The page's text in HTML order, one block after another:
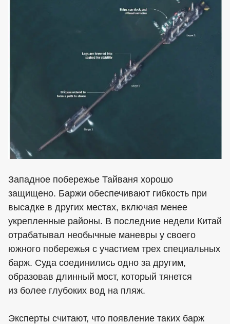
Западное побережье Тайваня хорошо
защищено. Баржи обеспечивают гибкость при
высадке в других местах, включая менее
укрепленные районы. В последние недели Китай
отрабатывал необычные маневры у своего
южного побережья с участием трех специальных
барж. Суда соединились одно за другим,
образовав длинный мост, который тянется
из более глубоких вод на пляж.
Эксперты считают, что появление таких барж